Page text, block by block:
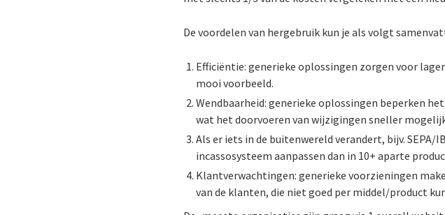
De voordelen van hergebruik kun je als volgt
Efficiëntie: generieke oplossingen zorgen voor
mooi voorbeeld.
Wendbaarheid: generieke oplossingen beperken
wat het doorvoeren van wijzigingen sneller
Als er iets in de buitenwereld verandert, bijv. SEPA/
incassosysteem aanpassen dan in 10+ aparte
Klantverwachtingen: generieke voorzieningen
van de klanten, die niet goed per middel/product